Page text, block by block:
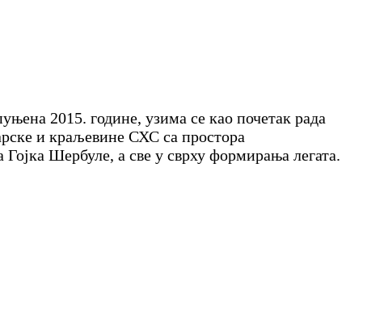
2015. године, узима се као почетак рада
и краљевине СХС са простора
Шербуле, а све у сврху формирања легата.